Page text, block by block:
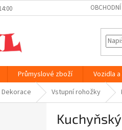
Průmyslové zboží Vozidla
Dekorace Vstupní rohožky